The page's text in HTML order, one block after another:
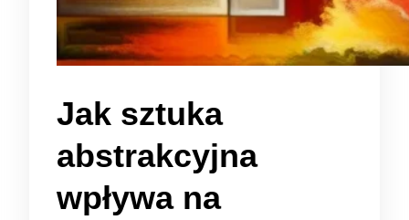
Jak sztuka
abstrakcyjna
wpływa na